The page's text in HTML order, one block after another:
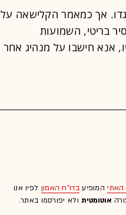
אך כמאמר הקלישאה על
בריטי, השמועות
אנא חישבו על מנהיג אחר
האתיהמופיעבדו"ח האמון לפיו אנו
אוטומטיתולא יפורסמו באתר.